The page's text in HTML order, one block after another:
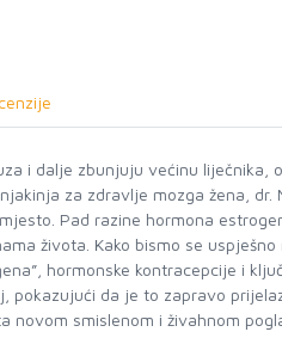
i dalje zbunjuju većinu
za zdravlje mozga žena,
Pad razine hormona
života. Kako bismo se
hormonske kontracepcije i
pokazujući da je to zapravo
novom smislenom i živahnom